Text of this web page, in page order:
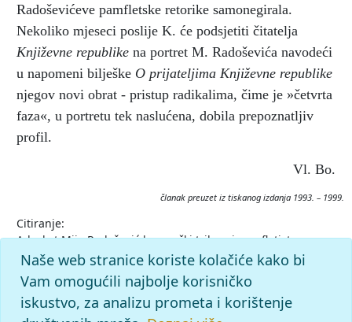
Radoševićeve pamfletske retorike samonegirala.
Nekoliko mjeseci poslije K. će podsjetiti čitatelja
Književne republike na portret M. Radoševića navodeći
u napomeni bilješke O prijateljima Književne republike
njegov novi obrat - pristup radikalima, čime je »četvrta
faza«, u portretu tek naslućena, dobila prepoznatljiv
profil.
Vl. Bo.
članak preuzet iz tiskanog izdanja 1993. – 1999.
Citiranje:
Advokat Mijo Radošević kao pučki tribun i pamfletist.
Krležijana (1993–99), mrežno izdanje.Leksikografski zavod
Miroslav Krleža, 2026. Pristupljeno 7.8.2026.
<https://krlezijana.lzmk.hr/clanak/advokat-mijo-radosevic-
kao-pucki-tribun-i-pamfletist>.
Naše web stranice koriste kolačiće kako bi
Vam omogućili najbolje korisničko
iskustvo, za analizu prometa i korištenje